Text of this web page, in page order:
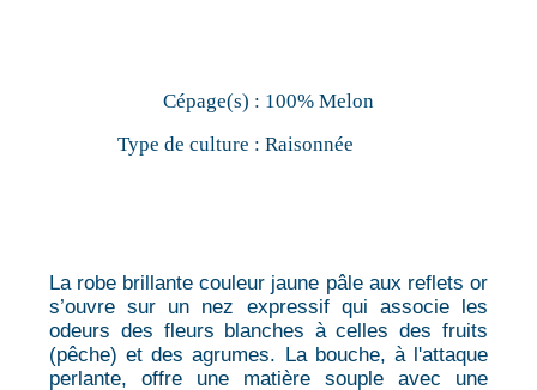
Cépage(s) : 100% Melon
Type de culture : Raisonnée
La robe brillante couleur jaune pâle aux reflets or
s’ouvre sur un nez expressif qui associe les
odeurs des fleurs blanches à celles des fruits
(pêche) et des agrumes. La bouche, à l'attaque
perlante, offre une matière souple avec une